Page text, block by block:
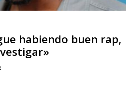
habiendo buen rap,